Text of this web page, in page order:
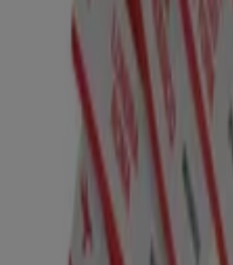
Carrefour Market
Speciale Coca-Cola
Scade il 30/09 375 m - Rapallo